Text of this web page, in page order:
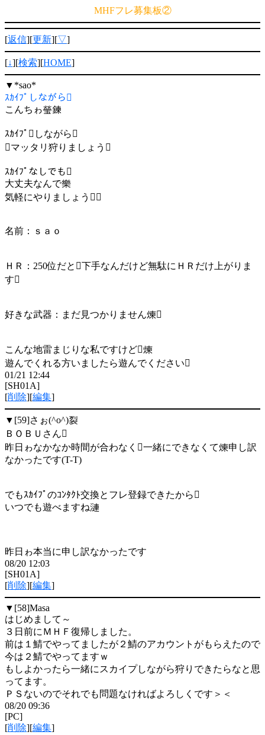
MHFフレ募集板②
[返信][更新][▽]
[↓][検索][HOME]
▼ *sao*
ｽｶｲﾌﾟしながら
こんちゎ瑩鍊
ｽｶｲﾌﾟしながら
マッタリ狩りましょう
ｽｶｲﾌﾟなしでも
大丈夫なんで樂
気軽にやりましょう
名前：ｓａｏ
ＨＲ：250位だと下手なんだけど無駄にＨＲだけ上がりま
す
好きな武器：まだ見つかりません煉
こんな地雷まじりな私ですけど煉
遊んでくれる方いましたら遊んでください
01/21 12:44
[SH01A]
[削除][編集]
▼[59]さぉ(^o^)裂
ＢＯＢＵさん
昨日ゎなかなか時間が合わなく一緒にできなくて煉申し訳
なかったです(T-T)
でもｽｶｲﾌﾟのｺﾝﾀｸﾄ交換とフレ登録できたから
いつでも遊べますね漣
昨日ゎ本当に申し訳なかったです
08/20 12:03
[SH01A]
[削除][編集]
▼[58]Masa
はじめまして～
３日前にＭＨＦ復帰しました。
前は１鯖でやってましたが２鯖のアカウントがもらえたので
今は２鯖でやってますｗ
もしよかったら一緒にスカイプしながら狩りできたらなと思
ってます。
ＰＳないのでそれでも問題なければよろしくです＞＜
08/20 09:36
[PC]
[削除][編集]